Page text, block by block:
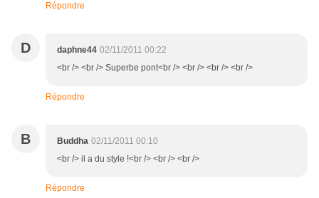
Répondre
D daphne44 02/11/2011 00:22
<br /> <br /> Superbe pont<br /> <br /> <br /> <br />
Répondre
B Buddha 02/11/2011 00:10
<br /> il a du style !<br /> <br /> <br />
Répondre